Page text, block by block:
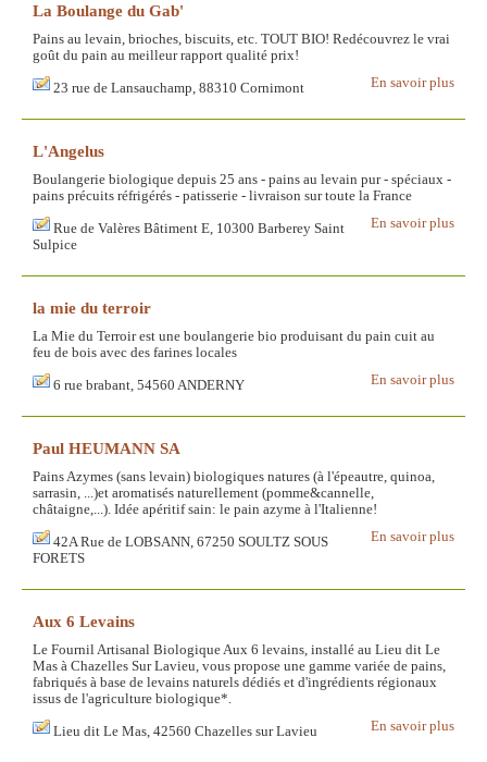
La Boulange du Gab'
Pains au levain, brioches, biscuits, etc. TOUT BIO! Redécouvrez le vrai
goût du pain au meilleur rapport qualité prix!
En savoir plus
23 rue de Lansauchamp, 88310 Cornimont
L'Angelus
Boulangerie biologique depuis 25 ans - pains au levain pur - spéciaux -
pains précuits réfrigérés - patisserie - livraison sur toute la France
En savoir plus
Rue de Valères Bâtiment E, 10300 Barberey Saint
Sulpice
la mie du terroir
La Mie du Terroir est une boulangerie bio produisant du pain cuit au
feu de bois avec des farines locales
En savoir plus
6 rue brabant, 54560 ANDERNY
Paul HEUMANN SA
Pains Azymes (sans levain) biologiques natures (à l'épeautre, quinoa,
sarrasin, ...)et aromatisés naturellement (pomme&cannelle,
châtaigne,...). Idée apéritif sain: le pain azyme à l'Italienne!
En savoir plus
42A Rue de LOBSANN, 67250 SOULTZ SOUS
FORETS
Aux 6 Levains
Le Fournil Artisanal Biologique Aux 6 levains, installé au Lieu dit Le
Mas à Chazelles Sur Lavieu, vous propose une gamme variée de pains,
fabriqués à base de levains naturels dédiés et d'ingrédients régionaux
issus de l'agriculture biologique*.
En savoir plus
Lieu dit Le Mas, 42560 Chazelles sur Lavieu